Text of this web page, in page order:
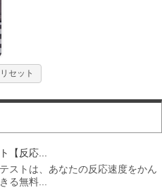
セット
【反応...
ストは、あなたの反応速度をかん
る無料...